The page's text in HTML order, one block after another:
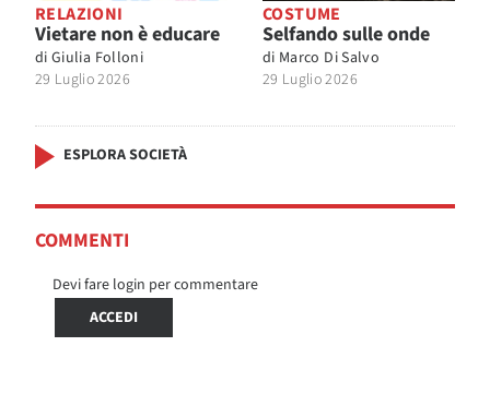
RELAZIONI
Vietare non è educare
di Giulia Folloni
29 Luglio 2026
COSTUME
Selfando sulle onde
di Marco Di Salvo
29 Luglio 2026
ESPLORA SOCIETÀ
COMMENTI
Devi fare login per commentare
ACCEDI